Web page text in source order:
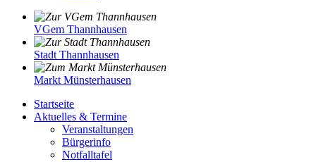
VGem Thannhausen
Stadt Thannhausen
Markt Münsterhausen
Startseite
Aktuelles & Termine
Veranstaltungen
Bürgerinfo
Notfalltafel